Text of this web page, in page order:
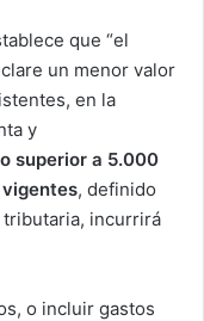
que “el
un menor valor
en la
y
superior a 5.000
, definido
incurrirá
o incluir gastos